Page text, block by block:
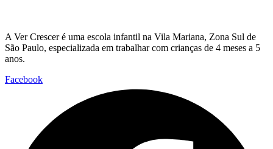
A Ver Crescer é uma escola infantil na Vila Mariana, Zona Sul de
São Paulo, especializada em trabalhar com crianças de 4 meses a 5
anos.
Facebook